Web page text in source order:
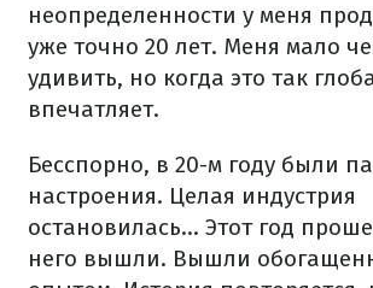
неопределенности у меня
уже точно 20 лет. Меня мало
удивить, но когда это так
впечатляет.
Бесспорно, в 20-м году были
настроения. Целая индустрия
остановилась... Этот год
него вышли. Вышли